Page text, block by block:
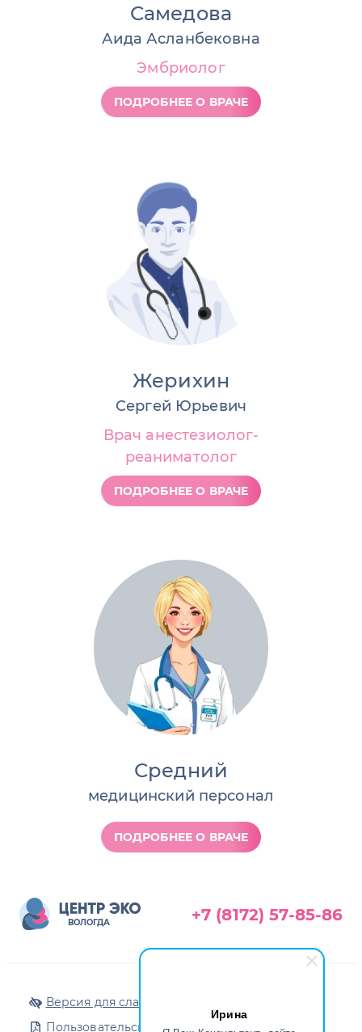
Ирина
Самедова
Аида Асланбековна
Эмбриолог
ПОДРОБНЕЕ О ВРАЧЕ
Жерихин
Сергей Юрьевич
Врач анестезиолог-
реаниматолог
ПОДРОБНЕЕ О ВРАЧЕ
Средний
медицинский персонал
ПОДРОБНЕЕ О ВРАЧЕ
ВОЛОГДА +7 (8172) 57-85-86
Версия для слабовидящих
Пользовательское соглашение